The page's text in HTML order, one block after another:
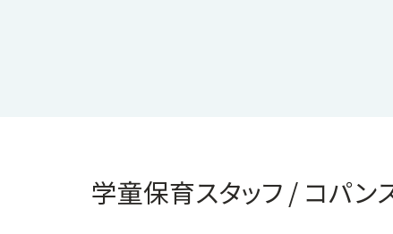
学童保育スタッフ / コパン